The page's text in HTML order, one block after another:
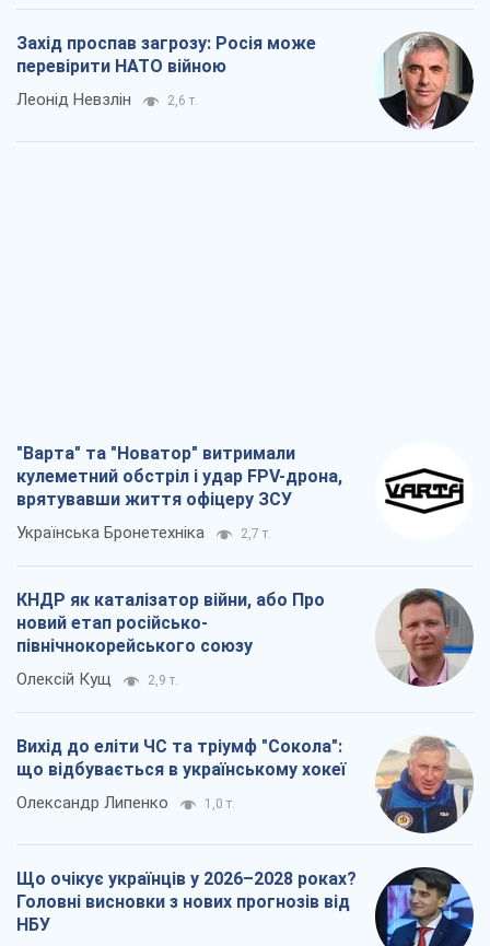
Захід проспав загрозу: Росія може
перевірити НАТО війною
Леонід Невзлін 2,6 т.
"Варта" та "Новатор" витримали
кулеметний обстріл і удар FPV-дрона,
врятувавши життя офіцеру ЗСУ
Українська Бронетехніка 2,7 т.
КНДР як каталізатор війни, або Про
новий етап російсько-
північнокорейського союзу
Олексій Кущ 2,9 т.
Вихід до еліти ЧС та тріумф "Сокола":
що відбувається в українському хокеї
Олександр Липенко 1,0 т.
Що очікує українців у 2026–2028 роках?
Головні висновки з нових прогнозів від
НБУ